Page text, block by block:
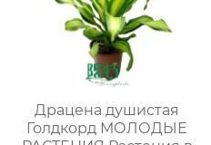
Драцена душистая
Голдкорд МОЛОДЫЕ